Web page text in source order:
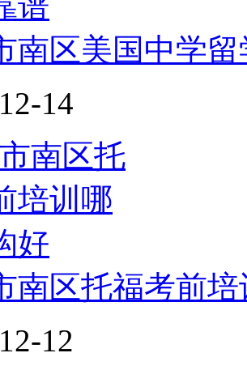
南区美国中学
14
南区托福考前
12